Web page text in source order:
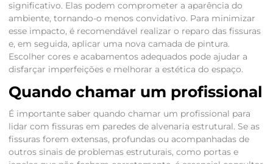
significativo. Elas podem comprometer a aparência do
ambiente, tornando-o menos convidativo. Para minimizar
esse impacto, é recomendável realizar o reparo das fissuras
e, em seguida, aplicar uma nova camada de pintura.
Escolher cores e acabamentos adequados pode ajudar a
disfarçar imperfeições e melhorar a estética do espaço.
Quando chamar um profissional
É importante saber quando chamar um profissional para
lidar com fissuras em paredes de alvenaria estrutural. Se as
fissuras forem extensas, profundas ou acompanhadas de
outros sinais de problemas estruturais, como portas e